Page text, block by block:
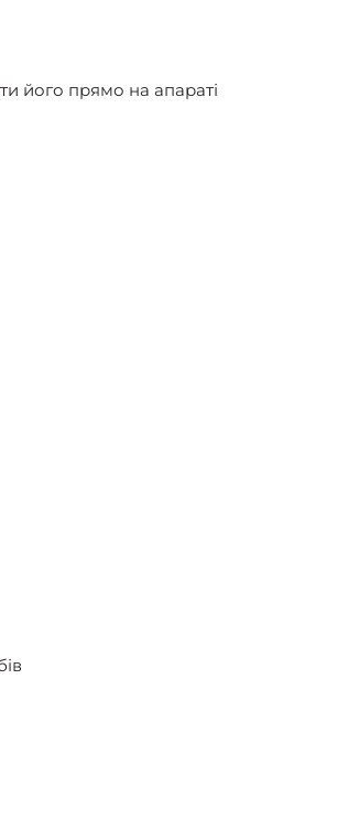
його прямо на апараті